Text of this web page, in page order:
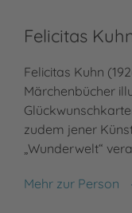
Felicitas
Felicitas Kuhn
Märchenbücher
zudem jener
„Wunderwelt“
Mehr zur Person
Felicitas Kuhn